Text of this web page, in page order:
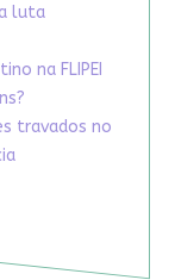
luta
na FLIPEI
travados no